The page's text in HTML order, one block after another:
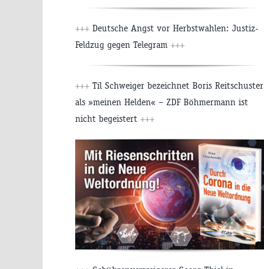
+++ Deutsche Angst vor Herbstwahlen: Justiz-
Feldzug gegen Telegram +++
+++ Til Schweiger bezeichnet Boris Reitschuster
als »meinen Helden« – ZDF Böhmermann ist
nicht begeistert +++